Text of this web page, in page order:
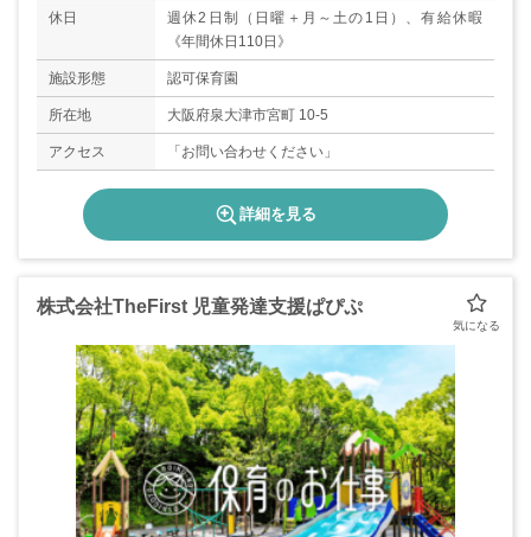
休日
週休2日制（日曜＋月～土の1日）、有給休暇
《年間休日110日》
施設形態 認可保育園
所在地 大阪府泉大津市宮町 10-5
アクセス 「お問い合わせください」
詳細を見る
株式会社TheFirst 児童発達支援ぱぴぷ